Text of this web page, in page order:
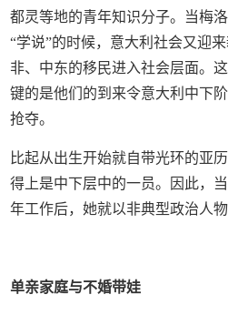
都灵等地的青年知识分子。当梅
“学说”的时候，意大利社会又迎
非、中东的移民进入社会层面。
键的是他们的到来令意大利中下
抢夺。
比起从出生开始就自带光环的亚
得上是中下层中的一员。因此，
年工作后，她就以非典型政治人
单亲家庭与不婚带娃